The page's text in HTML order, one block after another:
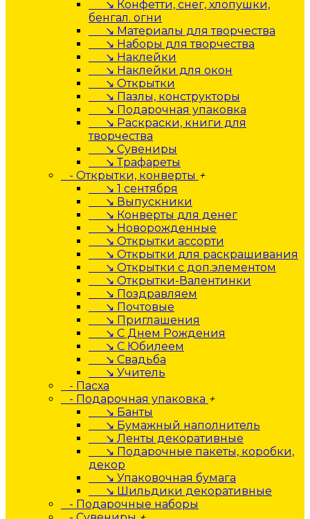
↘ Конфетти, снег, хлопушки,
бенгал. огни
↘ Материалы для творчества
↘ Наборы для творчества
↘ Наклейки
↘ Наклейки для окон
↘ Открытки
↘ Пазлы, конструкторы
↘ Подарочная упаковка
↘ Раскраски, книги для
творчества
↘ Сувениры
↘ Трафареты
- Открытки, конверты +
↘ 1 сентября
↘ Выпускники
↘ Конверты для денег
↘ Новорожденные
↘ Открытки ассорти
↘ Открытки для раскрашивания
↘ Открытки с доп.элементом
↘ Открытки-Валентинки
↘ Поздравляем
↘ Почтовые
↘ Приглашения
↘ С Днем Рождения
↘ С Юбилеем
↘ Свадьба
↘ Учитель
- Пасха
- Подарочная упаковка +
↘ Банты
↘ Бумажный наполнитель
↘ Ленты декоративные
↘ Подарочные пакеты, коробки,
декор
↘ Упаковочная бумага
↘ Шильдики декоративные
- Подарочные наборы